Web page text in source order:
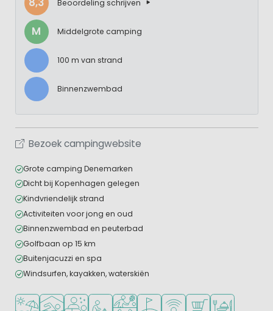
Beoordeling schrijven
M Middelgrote camping
100 m van strand
Binnenzwembad
Bezoek campingwebsite
Grote camping Denemarken
Dicht bij Kopenhagen gelegen
Kindvriendelijk strand
Activiteiten voor jong en oud
Binnenzwembad en peuterbad
Golfbaan op 15 km
Buitenjacuzzi en spa
Windsurfen, kayakken, waterskiën
Ligt bij strand en zee
Overdekt zwembad
Wellnessfaciliteiten
Aanbevolen voor jonge kinderen
Veel mogelijkheden om te sporten
Golfbaan in de buurt
WiFi beschikbaar
Campingwinkel/
Restaurant of